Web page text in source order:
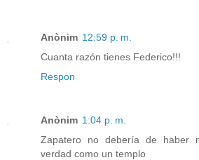
Anònim 12:59 p. m.
Cuanta razón tienes Federico!!!
Respon
Anònim 1:04 p. m.
Zapatero no debería de haber
verdad como un templo